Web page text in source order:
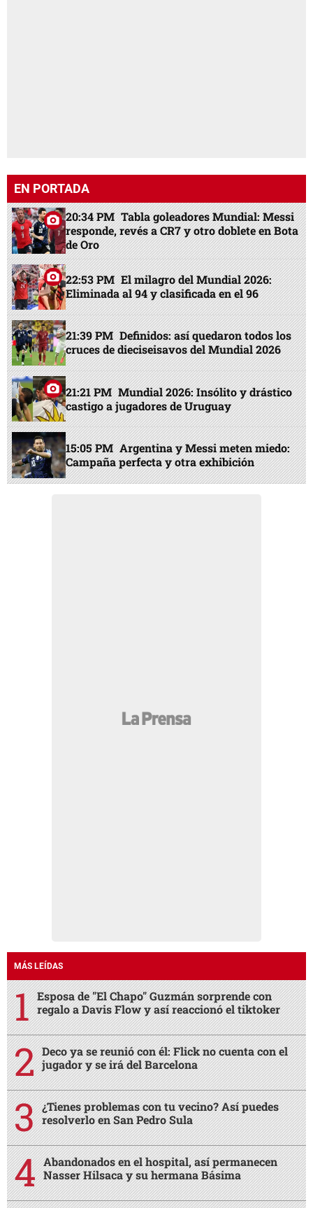
EN PORTADA
20:34 PM Tabla goleadores Mundial: Messi
responde, revés a CR7 y otro doblete en Bota
de Oro
22:53 PM El milagro del Mundial 2026:
Eliminada al 94 y clasificada en el 96
21:39 PM Definidos: así quedaron todos los
cruces de dieciseisavos del Mundial 2026
21:21 PM Mundial 2026: Insólito y drástico
castigo a jugadores de Uruguay
15:05 PM Argentina y Messi meten miedo:
Campaña perfecta y otra exhibición
MÁS LEÍDAS
Esposa de "El Chapo" Guzmán sorprende con
regalo a Davis Flow y así reaccionó el tiktoker
Deco ya se reunió con él: Flick no cuenta con el
jugador y se irá del Barcelona
¿Tienes problemas con tu vecino? Así puedes
resolverlo en San Pedro Sula
Abandonados en el hospital, así permanecen
Nasser Hilsaca y su hermana Básima